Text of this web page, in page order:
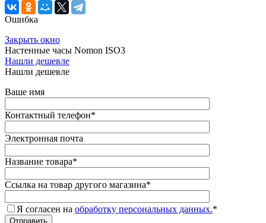
Ошибка
Закрыть окно
Настенные часы Nomon ISO3
Нашли дешевле
Нашли дешевле
Ваше имя
Контактный телефон*
Электронная почта
Название товара*
Ссылка на товар другого магазина*
Я согласен на обработку персональных данных.*